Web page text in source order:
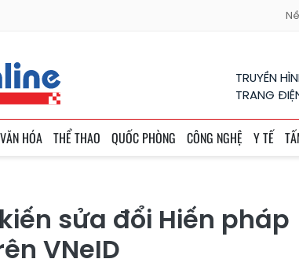
TRUYỀN
TRANG
VĂN HÓA THỂ THAO QUỐC PHÒNG CÔNG NGHỆ Y TẾ
sửa đổi Hiến pháp
VNeID